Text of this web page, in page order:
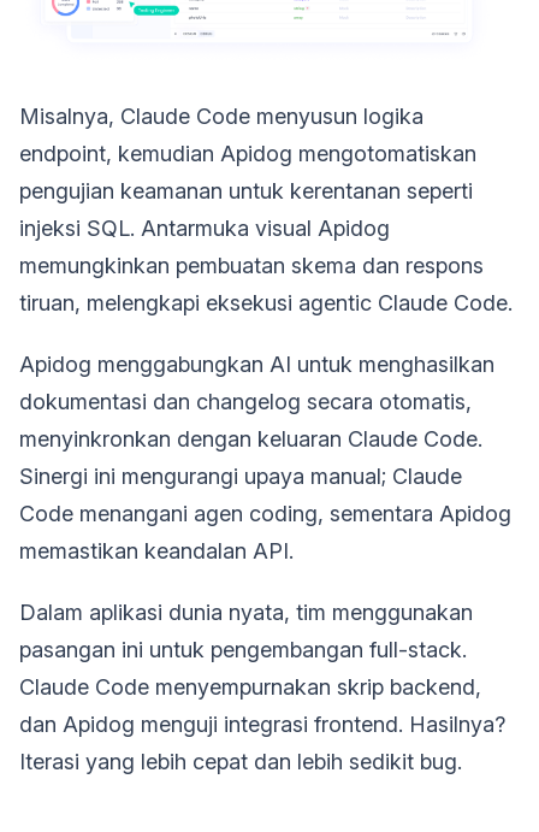
Misalnya, Claude Code menyusun logika
endpoint, kemudian Apidog mengotomatiskan
pengujian keamanan untuk kerentanan seperti
injeksi SQL. Antarmuka visual Apidog
memungkinkan pembuatan skema dan respons
tiruan, melengkapi eksekusi agentic Claude Code.
Apidog menggabungkan AI untuk menghasilkan
dokumentasi dan changelog secara otomatis,
menyinkronkan dengan keluaran Claude Code.
Sinergi ini mengurangi upaya manual; Claude
Code menangani agen coding, sementara Apidog
memastikan keandalan API.
Dalam aplikasi dunia nyata, tim menggunakan
pasangan ini untuk pengembangan full-stack.
Claude Code menyempurnakan skrip backend,
dan Apidog menguji integrasi frontend. Hasilnya?
Iterasi yang lebih cepat dan lebih sedikit bug.